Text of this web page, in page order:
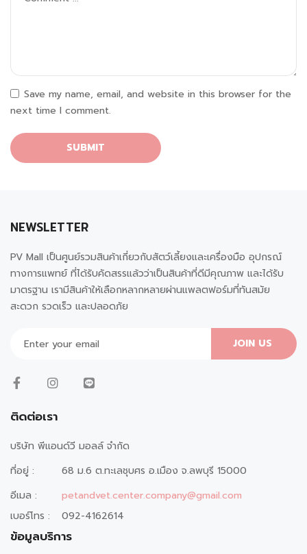
Save my name, email, and website in this browser for the
next time I comment.
NEWSLETTER
PV Mall เป็นศูนย์รวมสินค้าเกี่ยวกับสัตว์เลี้ยงและเครื่องมือ อุปกรณ์
ทางการแพทย์ ที่ได้รับคัดสรรแล้วว่าเป็นสินค้าที่ดีมีคุณภาพ และได้รับ
มาตรฐาน เรามีสินค้าให้เลือกหลากหลายผ่านแพลตฟอร์มที่ทันสมัย
สะดวก รวดเร็ว และปลอดภัย
JOIN US
ติดต่อเรา
บริษัท พีแอนด์วี มอลล์ จำกัด
ที่อยู่ :
68 ม.6 ต.ทะเลชุบศร อ.เมือง จ.ลพบุรี 15000
อีเมล :
petandvet.center.company@gmail.com
เบอร์โทร :
092-4162614
ข้อมูลบริการ